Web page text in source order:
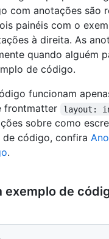
com anotações são
painéis com o
à direita. As
quando alguém
de código.
funcionam
frontmatter
layout:
sobre como
código, confira
.
exemplo de